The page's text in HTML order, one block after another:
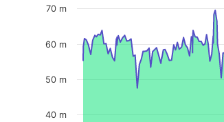
40 m
50 m
60 m
70 m